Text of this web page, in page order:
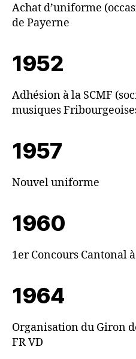
Achat d’uniforme
de Payerne
1952
Adhésion à la SCMF
musiques
1957
Nouvel uniforme
1960
1er Concours Cantonal
1964
Organisation du Giron
FR VD